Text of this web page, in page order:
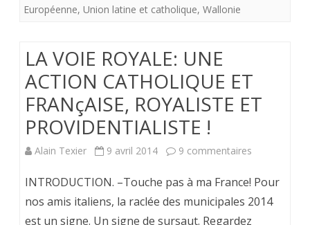
Européenne, Union latine et catholique, Wallonie
LA VOIE ROYALE: UNE
ACTION CATHOLIQUE ET
FRANçAISE, ROYALISTE ET
PROVIDENTIALISTE !
Alain Texier 9 avril 2014 9 commentaires
VOIE
INTRODUCTION. –Touche pas à ma France! Pour
nos amis italiens, la raclée des municipales 2014
est un signe. Un signe de sursaut. Regardez